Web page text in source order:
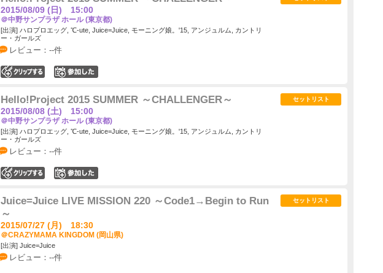
2015/08/09 (日) 15:00
＠中野サンプラザ ホール (東京都)
[出演] ハロプロエッグ, ℃-ute, Juice=Juice, モーニング娘。'15, アンジュルム, カントリ
ー・ガールズ
レビュー：--件
Hello!Project 2015 SUMMER ～CHALLENGER～
2015/08/08 (土) 15:00
＠中野サンプラザ ホール (東京都)
[出演] ハロプロエッグ, ℃-ute, Juice=Juice, モーニング娘。'15, アンジュルム, カントリ
ー・ガールズ
レビュー：--件
セットリスト
Juice=Juice LIVE MISSION 220 ～Code1→Begin to Run
～
2015/07/27 (月) 18:30
＠CRAZYMAMA KINGDOM (岡山県)
[出演] Juice=Juice
レビュー：--件
セットリスト